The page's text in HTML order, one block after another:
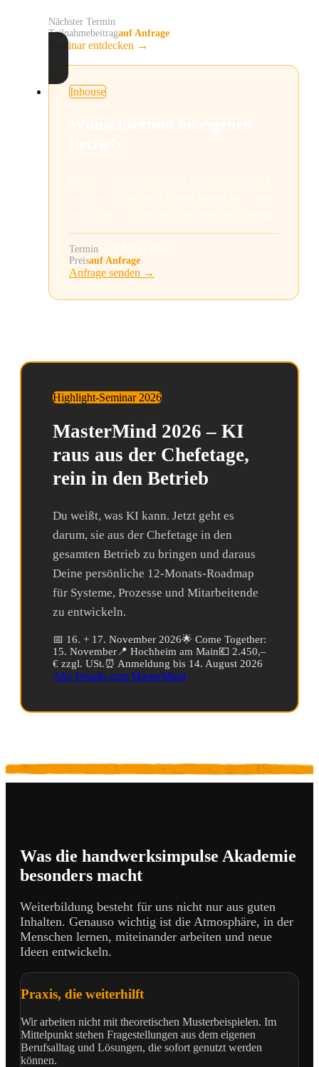
Nächster Termin
Teilnahmebeitragauf Anfrage
Seminar entdecken →
Inhouse
Termin
Preisauf Anfrage
Anfrage senden →
Highlight-Seminar 2026
MasterMind 2026 – KI
raus aus der Chefetage,
rein in den Betrieb
Du weißt, was KI kann. Jetzt geht es
darum, sie aus der Chefetage in den
gesamten Betrieb zu bringen und daraus
Deine persönliche 12-Monats-Roadmap
für Systeme, Prozesse und Mitarbeitende
zu entwickeln.
📅 16. + 17. November 2026🌟 Come Together:
15. November📍 Hochheim am Main💶 2.450,–
€ zzgl. USt.⏰ Anmeldung bis 14. August 2026
Alle Details zum MasterMind
Was die handwerksimpulse Akademie
besonders macht
Weiterbildung besteht für uns nicht nur aus guten
Inhalten. Genauso wichtig ist die Atmosphäre, in der
Menschen lernen, miteinander arbeiten und neue
Ideen entwickeln.
Praxis, die weiterhilft
Wir arbeiten nicht mit theoretischen Musterbeispielen. Im
Mittelpunkt stehen Fragestellungen aus dem eigenen
Berufsalltag und Lösungen, die sofort genutzt werden
können.